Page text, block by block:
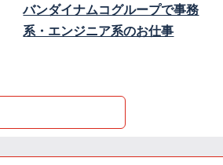
バンダイナムコグループで事務
系・エンジニア系のお仕事